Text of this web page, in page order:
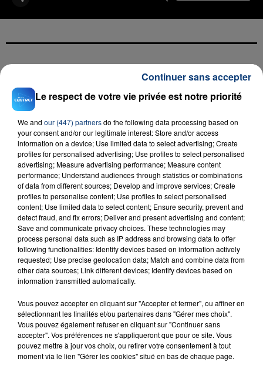
23 juillet 2026
INCENDIE MORTEL À LENS : UNE FEMME ET
SON BÉBÉ ENTRE LA VIE ET LA...
Un homme s'est immolé par le feu après avoir
aspergé sa compagne et leur bébé de trois mois
d'un liquide inflammable.
20 juillet 2026
UNE ADOLESCENTE DEVANT SE FAIRE
OPÉRER DE LA CHEVILLE RESSORT DE LA...
Le respect de votre vie privée est notre priorité
We and our (447) partnersdo the following data processing based on
your consent and/or our legitimate interest: Store and/or access
information on a device; Use limited data to select advertising; Create
profiles for personalised advertising; Use profiles to select personalised
advertising; Measure advertising performance; Measure content
performance; Understand audiences through statistics or combinations
of data from different sources; Develop and improve services; Create
profiles to personalise content; Use profiles to select personalised
content; Use limited data to select content; Ensure security, prevent and
detect fraud, and fix errors; Deliver and present advertising and content;
Save and communicate privacy choices. These technologies may
process personal data such as IP address and browsing data to offer
following functionalities: Identify devices based on information actively
requested; Use precise geolocation data; Match and combine data from
other data sources; Link different devices; Identify devices based on
information transmitted automatically.
Vous pouvez accepter en cliquant sur "Accepter et fermer", ou affiner en
sélectionnant les finalités et/ou partenaires dans "Gérer mes choix".
Vous pouvez également refuser en cliquant sur "Continuer sans
accepter". Vos préférences ne s'appliqueront que pour ce site. Vous
pouvez mettre à jour vos choix, ou retirer votre consentement à tout
moment via le lien "Gérer les cookies" situé en bas de chaque page.
Continuer sans accepter